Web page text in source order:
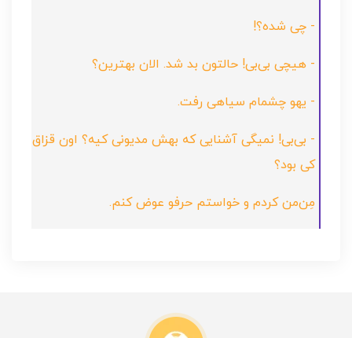
- چی شده؟!
- هیچی بی‌بی! حالتون بد شد. الان بهترین؟
- یهو چشمام سیاهی رفت.
- بی‌بی! نمیگی آشنایی که بهش مدیونی کیه؟ اون قزاق
کی بود؟
مِن‌من کردم و خواستم حرفو عوض کنم.